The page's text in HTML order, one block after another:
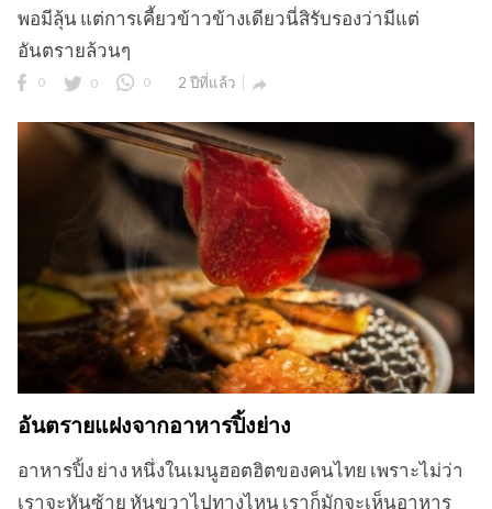
พอมีลุ้น แต่การเคี้ยวข้าวข้างเดียวนี่สิรับรองว่ามีแต่
อันตรายล้วนๆ
0 0 0 2 ปีที่แล้ว 
อันตรายแฝงจากอาหารปิ้งย่าง
อาหารปิ้ง ย่าง หนึ่งในเมนูฮอตฮิตของคนไทย เพราะไม่ว่า
เราจะหันซ้าย หันขวาไปทางไหน เราก็มักจะเห็นอาหาร